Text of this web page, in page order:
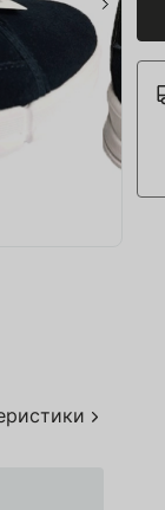
та спорт